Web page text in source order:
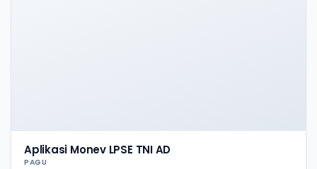
Aplikasi Monev LPSE TNI AD
PAGU